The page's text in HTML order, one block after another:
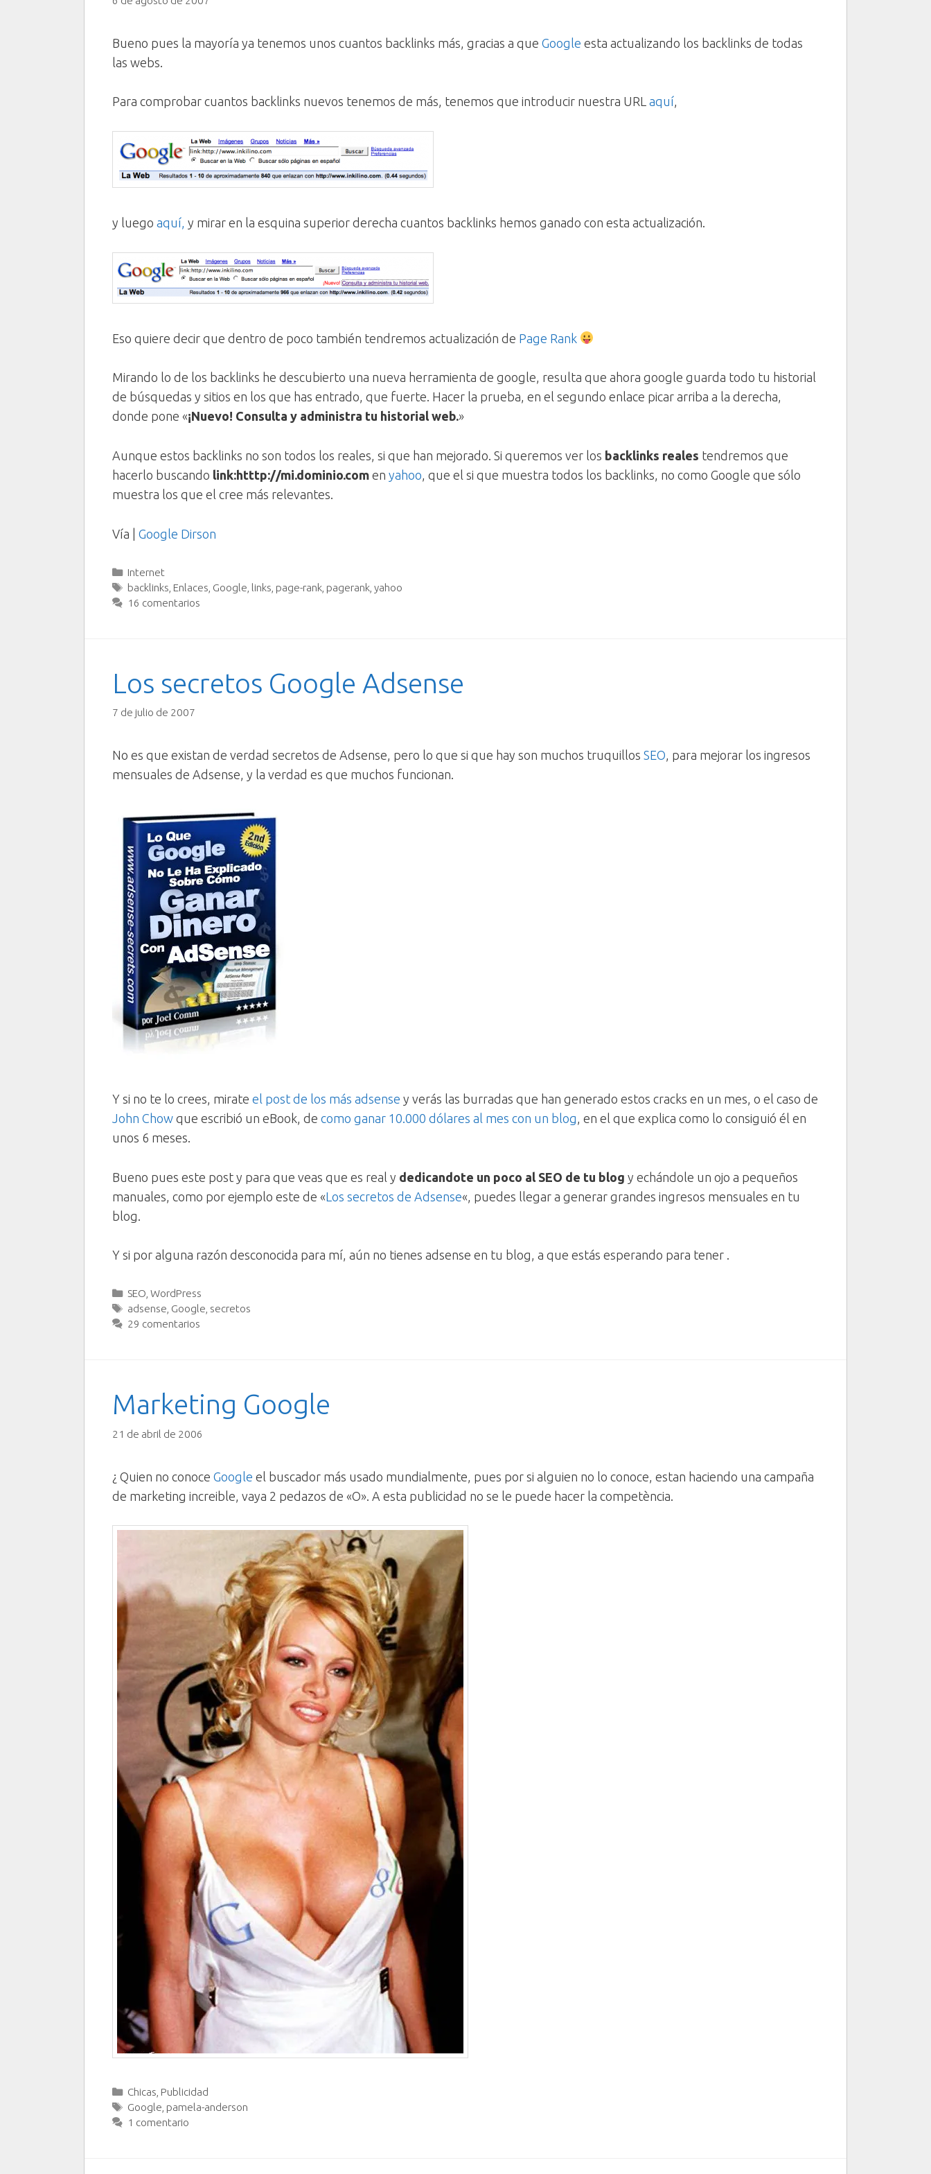
Bueno pues la mayoría ya tenemos unos cuantos backlinks más, gracias a que Google esta actualizando los backlinks de todas
las webs.
Para comprobar cuantos backlinks nuevos tenemos de más, tenemos que introducir nuestra URL aquí,
y luego aquí, y mirar en la esquina superior derecha cuantos backlinks hemos ganado con esta actualización.
Eso quiere decir que dentro de poco también tendremos actualización de Page Rank
Mirando lo de los backlinks he descubierto una nueva herramienta de google, resulta que ahora google guarda todo tu historial
de búsquedas y sitios en los que has entrado, que fuerte. Hacer la prueba, en el segundo enlace picar arriba a la derecha,
donde pone «¡Nuevo! Consulta y administra tu historial web.»
Aunque estos backlinks no son todos los reales, si que han mejorado. Si queremos ver los backlinks reales tendremos que
hacerlo buscando link:htttp://mi.dominio.com en yahoo, que el si que muestra todos los backlinks, no como Google que sólo
muestra los que el cree más relevantes.
Vía | Google Dirson
Categorías
Internet
Etiquetas
backlinks Enlaces Google links page-rank pagerank ,yahoo
16 comentarios
Los secretos Google Adsense
7 de julio de 2007
No es que existan de verdad secretos de Adsense, pero lo que si que hay son muchos truquillos SEO, para mejorar los ingresos
mensuales de Adsense, y la verdad es que muchos funcionan.
Y si no te lo crees, mirate el post de los más adsense y verás las burradas que han generado estos cracks en un mes, o el caso de
John Chow que escribió un eBook, de como ganar 10.000 dólares al mes con un blog , en el que explica como lo consiguió él en
unos 6 meses.
Bueno pues este post y para que veas que es real y dedicandote un poco al SEO de tu blog y echándole un ojo a pequeños
manuales, como por ejemplo este de «Los secretos de Adsense«, puedes llegar a generar grandes ingresos mensuales en tu
blog.
Y si por alguna razón desconocida para mí, aún no tienes adsense en tu blog, a que estás esperando para tener .
Categorías
SEO ,WordPress
Etiquetas
adsense Google secretos
29 comentarios
Marketing Google
21 de abril de 2006
¿ Quien no conoce Google el buscador más usado mundialmente, pues por si alguien no lo conoce, estan haciendo una campaña
de marketing increible, vaya 2 pedazos de «O». A esta publicidad no se le puede hacer la competència.
Categorías
Chicas Publicidad
Etiquetas
Google pamela-anderson
1 comentario